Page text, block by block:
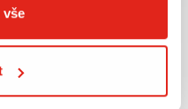
vše
rámci ČR